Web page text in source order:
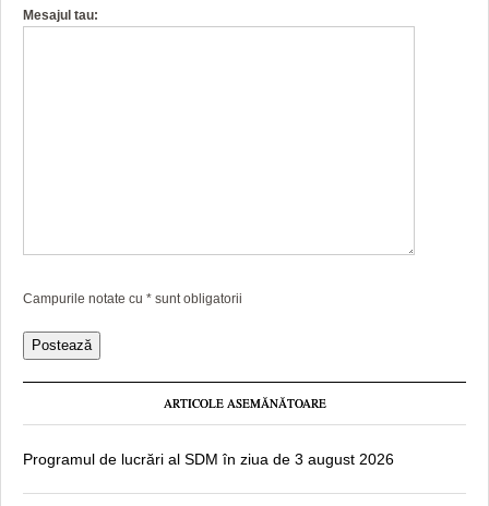
Mesajul tau:
Campurile notate cu * sunt obligatorii
ARTICOLE ASEMĂNĂTOARE
Programul de lucrări al SDM în ziua de 3 august 2026